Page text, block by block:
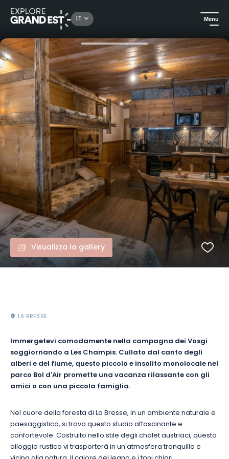
IT Menu
Case vacanza
Visualizza la gallery
LA BRESSE
Immergetevi comodamente nella campagna dei Vosgi
soggiornando a Les Champis. Cullato dal canto degli
alberi e del fiume, questo piccolo e insolito monolocale nel
parco Bol d'Air promette una vacanza rilassante con gli
amici o con una piccola famiglia.
Nel cuore della foresta di La Bresse, in un ambiente naturale e
paesaggistico, si trova questo studio affascinante e
confortevole. Costruito nello stile degli chalet austriaci, questo
alloggio rustico vi trasporterà in un'atmosfera tranquilla e